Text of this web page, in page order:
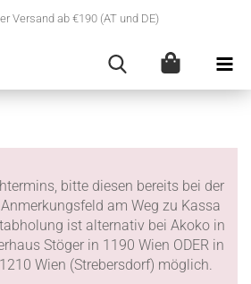
Versand ab €190 (AT und DE)
bitte diesen bereits bei der
am Weg zu Kassa
ist alternativ bei Akoko in
Stöger in 1190 Wien ODER in
Wien (Strebersdorf) möglich.